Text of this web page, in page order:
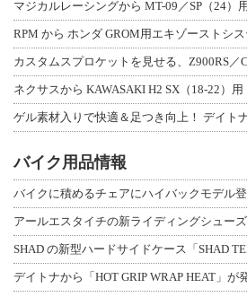
ネクサスから KAWASAKI H2 SX（18-22）
バイク用品情報
SHAD の新型ハードサイドケース「SHAD
デイトナから「HOT GRIP WRAP HEAT」